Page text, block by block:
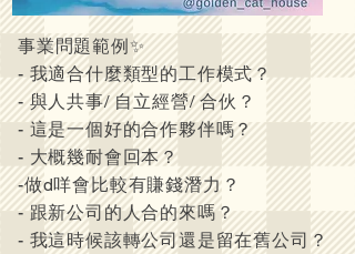
事業問題範例✨
- 我適合什麼類型的工作模式？
- 與人共事/ 自立經營/ 合伙？
- 這是一個好的合作夥伴嗎？
- 大概幾耐會回本？
-做d咩會比較有賺錢潛力？
- 跟新公司的人合的來嗎？
- 我這時候該轉公司還是留在舊公司？